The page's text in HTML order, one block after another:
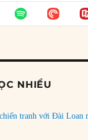
LIST
NHIỀU
tranh với Đài Loan